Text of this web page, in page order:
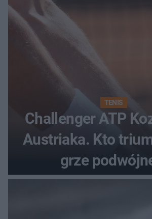
TENIS
Challenger ATP
Austriaka. Kto
grze